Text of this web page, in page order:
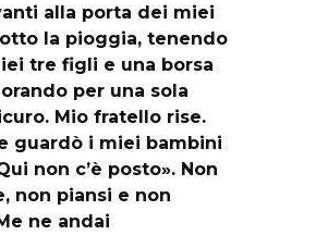
alla porta dei miei
la pioggia, tenendo
tre figli e una borsa
per una sola
Mio fratello rise.
guardò i miei bambini
non c’è posto». Non
non piansi e non
ne andai